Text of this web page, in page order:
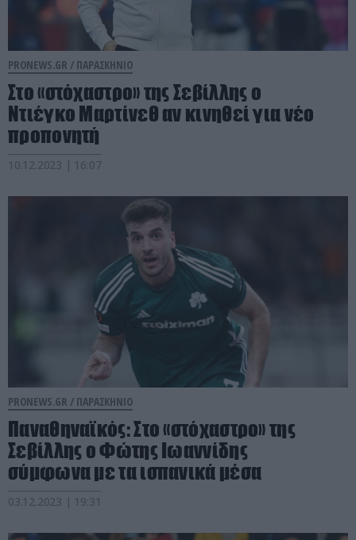
PRONEWS.GR / ΠΑΡΑΣΚΗΝΙΟ
Στο «στόχαστρο» της Σεβίλλης ο
Ντιέγκο Μαρτίνεθ αν κινηθεί για νέο
προπονητή
10.12.2023 | 16:07
PRONEWS.GR / ΠΑΡΑΣΚΗΝΙΟ
Παναθηναϊκός: Στο «στόχαστρο» της
Σεβίλλης ο Φώτης Ιωαννίδης
σύμφωνα με τα ισπανικά μέσα
03.12.2023 | 19:31